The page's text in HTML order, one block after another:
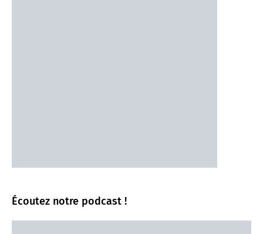
Écoutez notre podcast !